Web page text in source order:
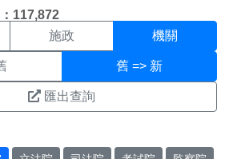
117,872
施政 機關
舊 => 新
匯出查詢